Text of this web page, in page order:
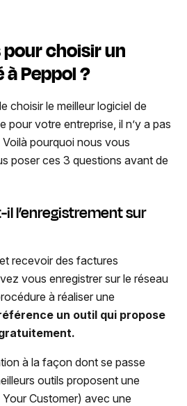
choisir un
Peppol ?
choisir le meilleur logiciel de
pour votre entreprise, il n’y a pas
pourquoi nous vous
poser ces 3 questions avant de
il l’enregistrement sur
recevoir des factures
vous enregistrer sur le réseau
à réaliser une
un outil qui propose
à la façon dont se passe
outils proposent une
Customer) avec une